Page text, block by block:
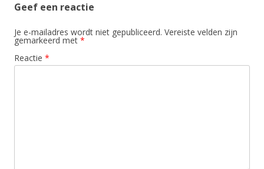
Geef een reactie
Je e-mailadres wordt niet gepubliceerd. Vereiste velden zijn
gemarkeerd met *
Reactie *